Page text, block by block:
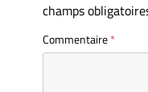
champs
Commentaire*